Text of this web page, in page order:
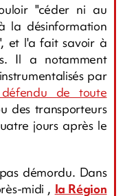
"céder ni au
la désinformation
et l'a fait savoir à
Il a notamment
par
défendu de toute
des transporteurs
jours après le
démordu. Dans
midi , la Région